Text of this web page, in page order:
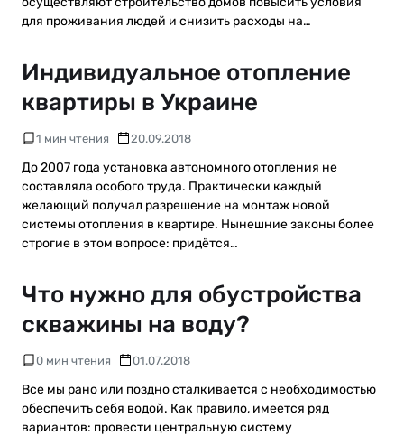
для проживания людей и снизить расходы на…
Индивидуальное отопление
квартиры в Украине
1 мин чтения 20.09.2018
До 2007 года установка автономного отопления не
составляла особого труда. Практически каждый
желающий получал разрешение на монтаж новой
системы отопления в квартире. Нынешние законы более
строгие в этом вопросе: придётся…
Что нужно для обустройства
скважины на воду?
0 мин чтения 01.07.2018
Все мы рано или поздно сталкивается с необходимостью
обеспечить себя водой. Как правило, имеется ряд
вариантов: провести центральную систему